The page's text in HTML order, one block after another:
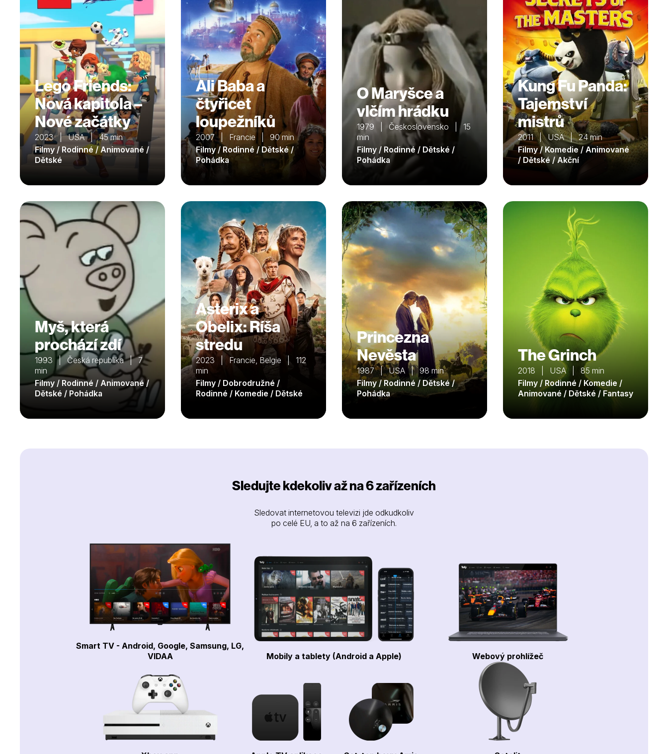
Lego Friends:
Nová kapitola –
Nové začátky
2023 | USA | 45 min
Filmy / Rodinné / Animované /
Dětské
Ali Baba a
čtyřicet
loupežníků
2007 | Francie | 90 min
Filmy / Rodinné / Dětské /
Pohádka
O Maryšce a
vlčím hrádku
1979 | Československo | 15
min
Filmy / Rodinné / Dětské /
Pohádka
Kung Fu Panda:
Tajemství
mistrů
2011 | USA | 24 min
Filmy / Komedie / Animované
/ Dětské / Akční
Myš, která
prochází zdí
1993 | Česká republika | 7
min
Filmy / Rodinné / Animované /
Dětské / Pohádka
Asterix a
Obelix: Ríša
stredu
2023 | Francie, Belgie | 112
min
Filmy / Dobrodružné /
Rodinné / Komedie / Dětské
Princezna
Nevěsta
1987 | USA | 98 min
Filmy / Rodinné / Dětské /
Pohádka
The Grinch
2018 | USA | 85 min
Filmy / Rodinné / Komedie /
Animované / Dětské / Fantasy
Sledujte kdekoliv až na 6 zařízeních
Sledovat internetovou televizi jde odkudkoliv
po celé EU, a to až na 6 zařízeních.
Smart TV - Android, Google, Samsung, LG,
VIDAA
Mobily a tablety (Android a Apple) Webový prohlížeč